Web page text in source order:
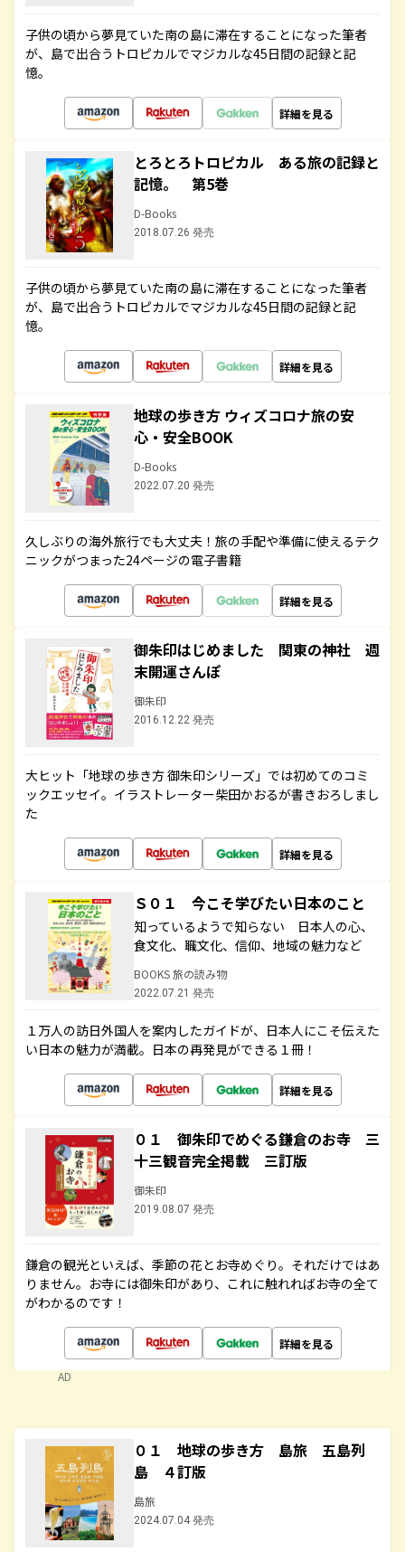
子供の頃から夢見ていた南の島に滞在することになった筆者
が、島で出合うトロピカルでマジカルな45日間の記録と記
憶。
詳細を見る
とろとろトロピカル ある旅の記録と
記憶。 第5巻
D-Books
2018.07.26 発売
子供の頃から夢見ていた南の島に滞在することになった筆者
が、島で出合うトロピカルでマジカルな45日間の記録と記
憶。
詳細を見る
地球の歩き方 ウィズコロナ旅の安
心・安全BOOK
D-Books
2022.07.20 発売
久しぶりの海外旅行でも大丈夫！旅の手配や準備に使えるテク
ニックがつまった24ページの電子書籍
詳細を見る
御朱印はじめました 関東の神社 週
末開運さんぽ
御朱印
2016.12.22 発売
大ヒット「地球の歩き方 御朱印シリーズ」では初めてのコミ
ックエッセイ。イラストレーター柴田かおるが書きおろしまし
た
詳細を見る
Ｓ０１ 今こそ学びたい日本のこと
知っているようで知らない 日本人の心、
食文化、職文化、信仰、地域の魅力など
BOOKS 旅の読み物
2022.07.21 発売
１万人の訪日外国人を案内したガイドが、日本人にこそ伝えた
い日本の魅力が満載。日本の再発見ができる１冊！
詳細を見る
０１ 御朱印でめぐる鎌倉のお寺 三
十三観音完全掲載 三訂版
御朱印
2019.08.07 発売
鎌倉の観光といえば、季節の花とお寺めぐり。それだけではあ
りません。お寺には御朱印があり、これに触れればお寺の全て
がわかるのです！
詳細を見る
AD
０１ 地球の歩き方 島旅 五島列
島 ４訂版
島旅
2024.07.04 発売